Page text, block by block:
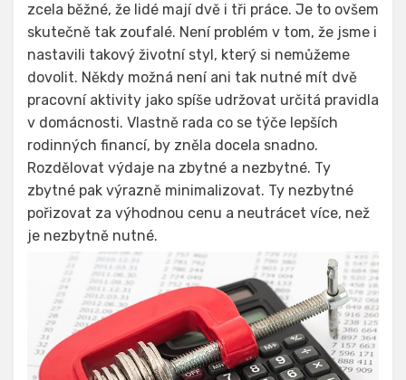
zcela běžné, že lidé mají dvě i tři práce. Je to ovšem
skutečně tak zoufalé. Není problém v tom, že jsme i
nastavili takový životní styl, který si nemůžeme
dovolit. Někdy možná není ani tak nutné mít dvě
pracovní aktivity jako spíše udržovat určitá pravidla
v domácnosti. Vlastně rada co se týče lepších
rodinných financí, by zněla docela snadno.
Rozdělovat výdaje na zbytné a nezbytné. Ty
zbytné pak výrazně minimalizovat. Ty nezbytné
pořizovat za výhodnou cenu a neutrácet více, než
je nezbytně nutné.